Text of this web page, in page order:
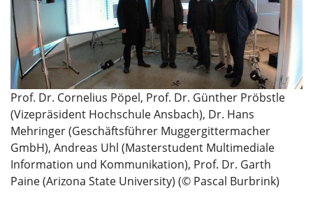
Prof. Dr. Cornelius Pöpel, Prof. Dr. Günther Pröbstle
(Vizepräsident Hochschule Ansbach), Dr. Hans
Mehringer (Geschäftsführer Muggergittermacher
GmbH), Andreas Uhl (Masterstudent Multimediale
Information und Kommunikation), Prof. Dr. Garth
Paine (Arizona State University) (© Pascal Burbrink)